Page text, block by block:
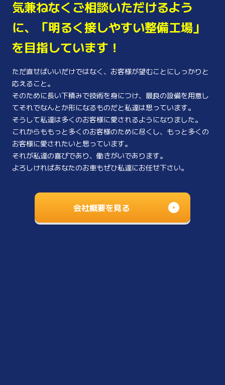
気兼ねなくご相談いただけるよう
に、
「明るく接しやすい整備工場」
を目指しています！
ただ直せばいいだけではなく、お客様が望むことにしっかりと
応えること。
そのために長い下積みで技術を身につけ、最良の設備を用意し
てそれでなんとか形になるものだと私達は思っています。
そうして私達は多くのお客様に愛されるようになりました。
これからももっと多くのお客様のために尽くし、もっと多くの
お客様に愛されたいと思っています。
それが私達の喜びであり、働きがいであります。
よろしければあなたのお車もぜひ私達にお任せ下さい。
会社概要を見る